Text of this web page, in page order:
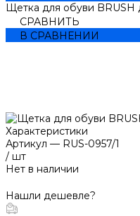
Щетка для обуви BRUSH
СРАВНИТЬ
В СРАВНЕНИИ
Характеристики
Артикул — RUS-0957/1
/ шт
Нет в наличии
Нашли дешевле?